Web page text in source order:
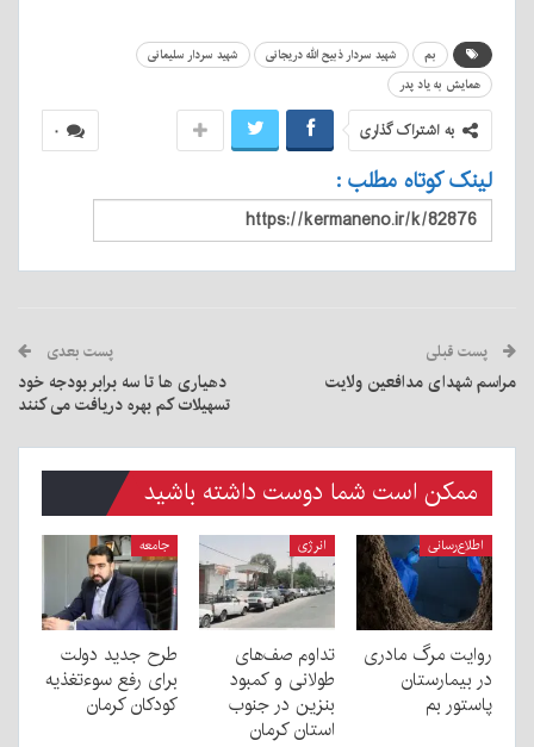
بم شهید سردار ذبیح الله دریجانی
شهید سردار سلیمانی
همایش به یاد پدر
۰ به اشتراک گذاری
لینک کوتاه مطلب :
پست قبلی
مراسم شهدای مدافعین ولایت
پست بعدی
دهیاری ها تا سه برابر بودجه خود
تسهیلات کم بهره دریافت می کنند
ممکن است شما دوست داشته باشید
اطلاع‌رسانی
روایت مرگ مادری
در بیمارستان
پاستور بم
انرژی
تداوم صف‌های
طولانی و کمبود
بنزین در جنوب
استان کرمان
جامعه
طرح جدید دولت
برای رفع سوءتغذیه
کودکان کرمان